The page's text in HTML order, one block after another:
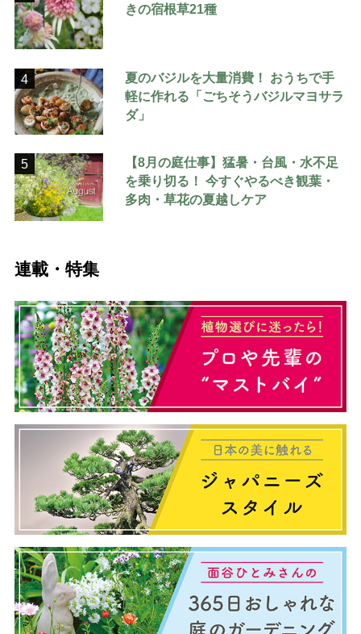
きの宿根草21種
4
夏のバジルを大量消費！ おうちで手
軽に作れる「ごちそうバジルマヨサラ
ダ」
5
【8月の庭仕事】猛暑・台風・水不足
を乗り切る！ 今すぐやるべき観葉・
多肉・草花の夏越しケア
連載・特集